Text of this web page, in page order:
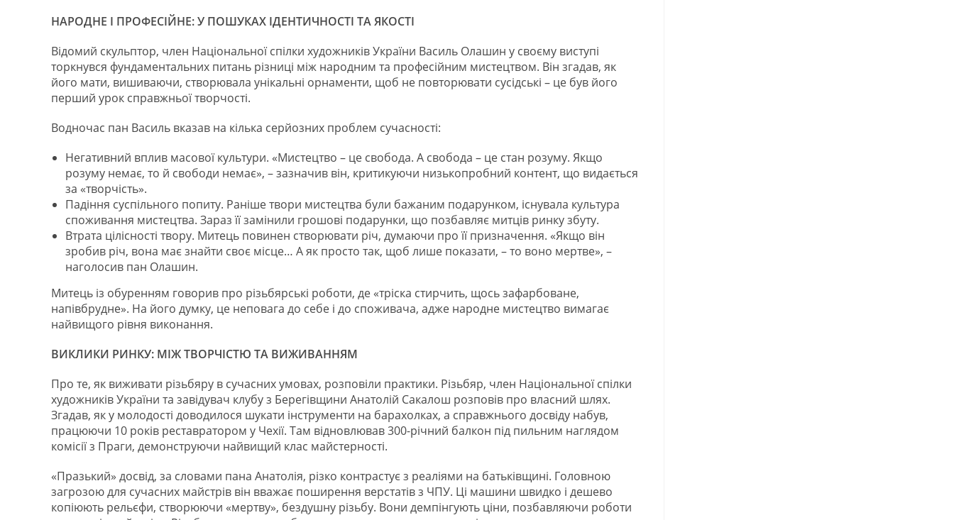
НАРОДНЕ І ПРОФЕСІЙНЕ: У ПОШУКАХ ІДЕНТИЧНОСТІ ТА ЯКОСТІ
Відомий скульптор, член Національної спілки художників України Василь Олашин у своєму виступі
торкнувся фундаментальних питань різниці між народним та професійним мистецтвом. Він згадав, як
його мати, вишиваючи, створювала унікальні орнаменти, щоб не повторювати сусідські – це був його
перший урок справжньої творчості.
Водночас пан Василь вказав на кілька серйозних проблем сучасності:
Негативний вплив масової культури. «Мистецтво – це свобода. А свобода – це стан розуму. Якщо
розуму немає, то й свободи немає», – зазначив він, критикуючи низькопробний контент, що видається
за «творчість».
Падіння суспільного попиту. Раніше твори мистецтва були бажаним подарунком, існувала культура
споживання мистецтва. Зараз її замінили грошові подарунки, що позбавляє митців ринку збуту.
Втрата цілісності твору. Митець повинен створювати річ, думаючи про її призначення. «Якщо він
зробив річ, вона має знайти своє місце… А як просто так, щоб лише показати, – то воно мертве», –
наголосив пан Олашин.
Митець із обуренням говорив про різьбярські роботи, де «тріска стирчить, щось зафарбоване,
напівбрудне». На його думку, це неповага до себе і до споживача, адже народне мистецтво вимагає
найвищого рівня виконання.
ВИКЛИКИ РИНКУ: МІЖ ТВОРЧІСТЮ ТА ВИЖИВАННЯМ
Про те, як виживати різьбяру в сучасних умовах, розповіли практики. Різьбяр, член Національної спілки
художників України та завідувач клубу з Берегівщини Анатолій Сакалош розповів про власний шлях.
Згадав, як у молодості доводилося шукати інструменти на барахолках, а справжнього досвіду набув,
працюючи 10 років реставратором у Чехії. Там відновлював 300-річний балкон під пильним наглядом
комісії з Праги, демонструючи найвищий клас майстерності.
«Празький» досвід, за словами пана Анатолія, різко контрастує з реаліями на батьківщині. Головною
загрозою для сучасних майстрів він вважає поширення верстатів з ЧПУ. Ці машини швидко і дешево
копіюють рельєфи, створюючи «мертву», бездушну різьбу. Вони демпінгують ціни, позбавляючи роботи